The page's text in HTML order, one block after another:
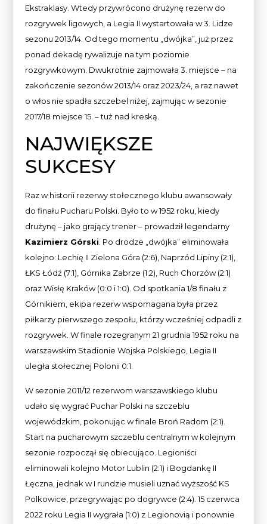
Ekstraklasy. Wtedy przywrócono drużynę rezerw do
rozgrywek ligowych, a Legia II wystartowała w 3. Lidze
sezonu 2013/14. Od tego momentu „dwójka”, już przez
ponad dekadę rywalizuje na tym poziomie
rozgrywkowym. Dwukrotnie zajmowała 3. miejsce – na
zakończenie sezonów 2013/14 oraz 2023/24, a raz nawet
o włos nie spadła szczebel niżej, zajmując w sezonie
2017/18 miejsce 15. – tuż nad kreską.
NAJWIĘKSZE
SUKCESY
Raz w historii rezerwy stołecznego klubu awansowały
do finału Pucharu Polski. Było to w 1952 roku, kiedy
drużynę – jako grający trener – prowadził legendarny
Kazimierz Górski. Po drodze „dwójka” eliminowała
kolejno: Lechię II Zielona Góra (2:6), Naprzód Lipiny (2:1),
ŁKS Łódź (7:1), Górnika Zabrze (1:2), Ruch Chorzów (2:1)
oraz Wisłę Kraków (0:0 i 1:0). Od spotkania 1/8 finału z
Górnikiem, ekipa rezerw wspomagana była przez
piłkarzy pierwszego zespołu, którzy wcześniej odpadli z
rozgrywek. W finale rozegranym 21 grudnia 1952 roku na
warszawskim Stadionie Wojska Polskiego, Legia II
uległa stołecznej Polonii 0:1.
W sezonie 2011/12 rezerwom warszawskiego klubu
udało się wygrać Puchar Polski na szczeblu
wojewódzkim, pokonując w finale Broń Radom (2:1).
Start na pucharowym szczeblu centralnym w kolejnym
sezonie rozpoczął się obiecująco. Legioniści
eliminowali kolejno Motor Lublin (2:1) i Bogdankę II
Łęczna, jednak w I rundzie musieli uznać wyższość KS
Polkowice, przegrywając po dogrywce (2:4). 15 czerwca
2022 roku Legia II wygrała (1:0) z Legionovią i ponownie